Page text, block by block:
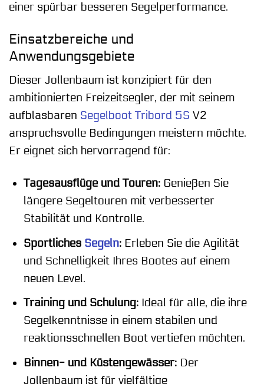
einer spürbar besseren Segelperformance.
Einsatzbereiche und
Anwendungsgebiete
Dieser Jollenbaum ist konzipiert für den
ambitionierten Freizeitsegler, der mit seinem
aufblasbaren Segelboot Tribord 5S V2
anspruchsvolle Bedingungen meistern möchte.
Er eignet sich hervorragend für:
Tagesausflüge und Touren:Genießen Sie
längere Segeltouren mit verbesserter
Stabilität und Kontrolle.
Sportliches Segeln:Erleben Sie die Agilität
und Schnelligkeit Ihres Bootes auf einem
neuen Level.
Training und Schulung:Ideal für alle, die ihre
Segelkenntnisse in einem stabilen und
reaktionsschnellen Boot vertiefen möchten.
Binnen- und Küstengewässer:Der
Jollenbaum ist für vielfältige